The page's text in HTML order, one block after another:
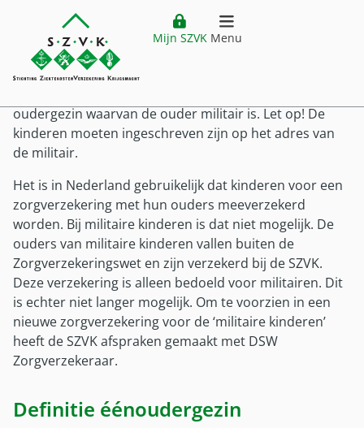
Website header
Ga direct naar hoofdinhoud
Mijn SZVK Menu
Hoofdmenu
Home
Ziektekostenverzekering
Verzekering
Ziektekostenverzekering Krijgsmacht
Voor wie?
Voor wie
Militair in dienst
Militair uit dienst
Militaire kinderen
Wereldcollectiviteit
Vergoedingen
Vergoedingen
Vergoedingenoverzicht
Zorgkostenfactuur
Declareren
Uitzonderingen
Zorgaanbieders
Pilot DTD
Buitenland
Buitenland
Plaatsing buiten Nederland
Vestiging buiten Nederland
Tijdelijk verblijf buiten Nederland
Zorg buiten Nederland
Gezinsleden EU
Klantenservice
Service
Klantenservice
Customer service (EN)
Veelgestelde vragen
Wijziging doorgeven
Mijn SZVK
Militaire kinderen
'Militaire kinderen' zijn kinderen waarvan de ouders
oudergezin waarvan de ouder militair is. Let op! De
kinderen moeten ingeschreven zijn op het adres van
de militair.
Het is in Nederland gebruikelijk dat kinderen voor een
zorgverzekering met hun ouders meeverzekerd
worden. Bij militaire kinderen is dat niet mogelijk. De
ouders van militaire kinderen vallen buiten de
Zorgverzekeringswet en zijn verzekerd bij de SZVK.
Deze verzekering is alleen bedoeld voor militairen. Dit
is echter niet langer mogelijk. Om te voorzien in een
nieuwe zorgverzekering voor de ‘militaire kinderen’
heeft de SZVK afspraken gemaakt met DSW
Zorgverzekeraar.
Definitie éénoudergezin